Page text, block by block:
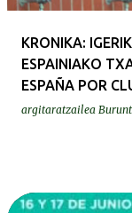
KRONIKA:
ESPAINIAKO
ESPAÑA POR
argitaratzailea